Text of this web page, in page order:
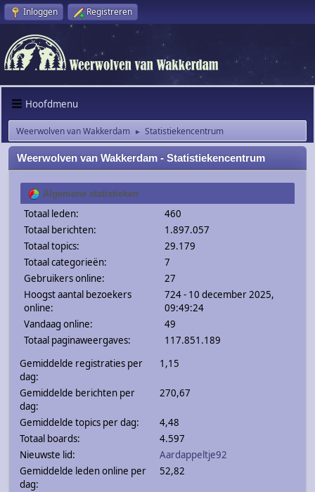
Inloggen Registreren
Hoofdmenu
Weerwolven van Wakkerdam ► Statistiekencentrum
Weerwolven van Wakkerdam - Statistiekencentrum
Algemene statistieken
Totaal leden:
460
Totaal berichten:
1.897.057
Totaal topics:
29.179
Totaal categorieën:
7
Gebruikers online:
27
Hoogst aantal bezoekers
online:
724 - 10 december 2025,
09:49:24
Vandaag online:
49
Totaal paginaweergaves:
117.851.189
Gemiddelde registraties per
dag:
1,15
Gemiddelde berichten per
dag:
270,67
Gemiddelde topics per dag:
4,48
Totaal boards:
4.597
Nieuwste lid:
Aardappeltje92
Gemiddelde leden online per
dag:
52,82